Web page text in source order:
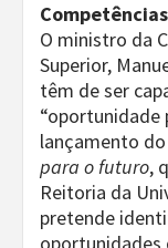
O ministro da
Superior,
têm de ser
“oportunidade
lançamento do
para o futuro,
Reitoria da
pretende